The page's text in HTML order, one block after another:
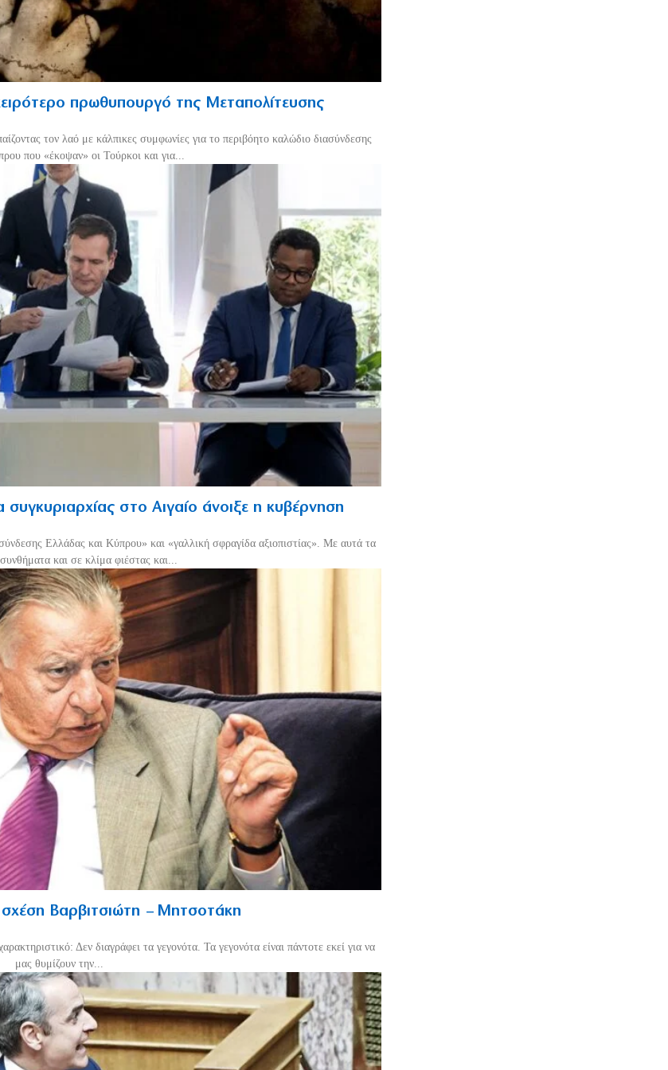
πρωθυπουργό της Μεταπολίτευσης
τον λαό με κάλπικες συμφωνίες για το περιβόητο καλώδιο διασύνδεσης
που «έκοψαν» οι Τούρκοι και για...
στο Αιγαίο άνοιξε η κυβέρνηση
Ελλάδας και Κύπρου» και «γαλλική σφραγίδα αξιοπιστίας». Με αυτά τα
και σε κλίμα φιέστας και...
σχέση Βαρβιτσιώτη – Μητσοτάκη
Δεν διαγράφει τα γεγονότα. Τα γεγονότα είναι πάντοτε εκεί για να
μας θυμίζουν την...